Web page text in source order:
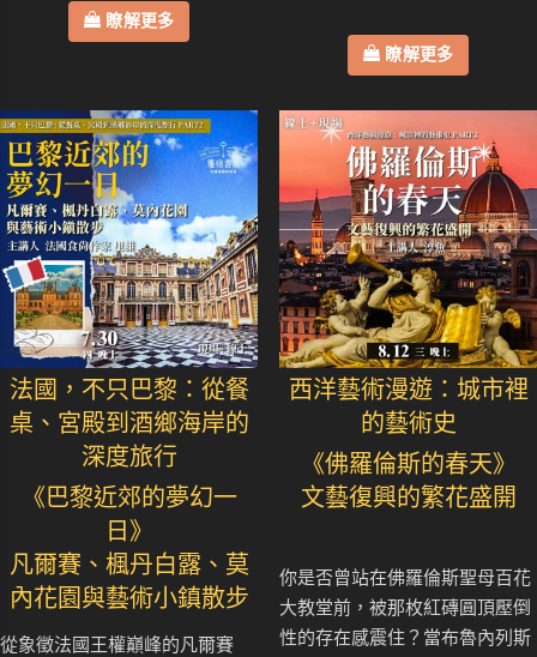
瞭解更多
瞭解更多
法國，不只巴黎：從餐
桌、宮殿到酒鄉海岸的
深度旅行
《巴黎近郊的夢幻一
日》
凡爾賽、楓丹白露、莫
內花園與藝術小鎮散步
從象徵法國王權巔峰的凡爾賽
西洋藝術漫遊：城市裡
的藝術史
《佛羅倫斯的春天》
文藝復興的繁花盛開
你是否曾站在佛羅倫斯聖母百花
大教堂前，被那枚紅磚圓頂壓倒
性的存在感震住？當布魯內列斯